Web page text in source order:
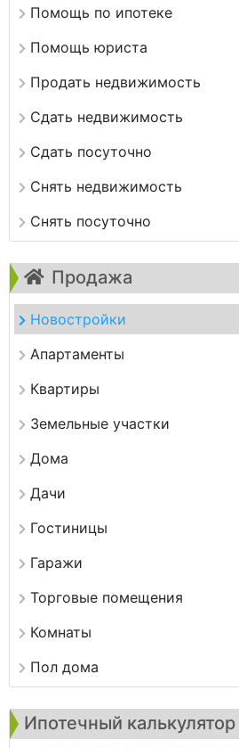
Помощь по ипотеке
Помощь юриста
Продать недвижимость
Сдать недвижимость
Сдать посуточно
Снять недвижимость
Снять посуточно
Продажа
Новостройки
Апартаменты
Квартиры
Земельные участки
Дома
Дачи
Гостиницы
Гаражи
Торговые помещения
Комнаты
Пол дома
Ипотечный калькулятор